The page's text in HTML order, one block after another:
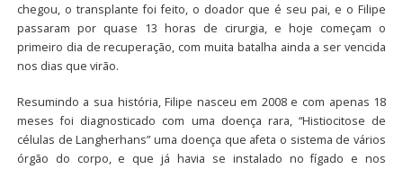
chegou, o transplante foi feito, o doador que é seu pai, e o Filipe
passaram por quase 13 horas de cirurgia, e hoje começam o
primeiro dia de recuperação, com muita batalha ainda a ser vencida
nos dias que virão.
Resumindo a sua história, Filipe nasceu em 2008 e com apenas 18
meses foi diagnosticado com uma doença rara, “Histiocitose de
células de Langherhans” uma doença que afeta o sistema de vários
órgão do corpo, e que já havia se instalado no fígado e nos